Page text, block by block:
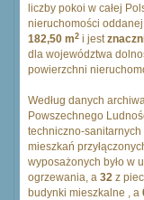
liczby pokoi w całej
nieruchomości
182,50 m2 i jest
dla województwa
powierzchni
Według danych
Powszechnego
techniczno-sanitarnych
mieszkań
wyposażonych było w
ogrzewania, a 32 z
budynki mieszkalne , a